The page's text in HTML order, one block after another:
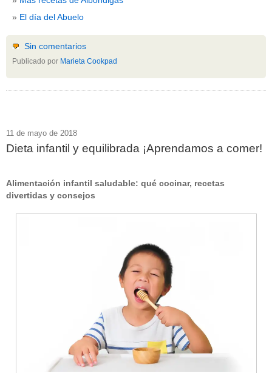
El día del Abuelo
Sin comentarios
Publicado por Marieta Cookpad
11 de mayo de 2018
Dieta infantil y equilibrada ¡Aprendamos a comer!
Alimentación infantil saludable: qué cocinar, recetas
divertidas y consejos